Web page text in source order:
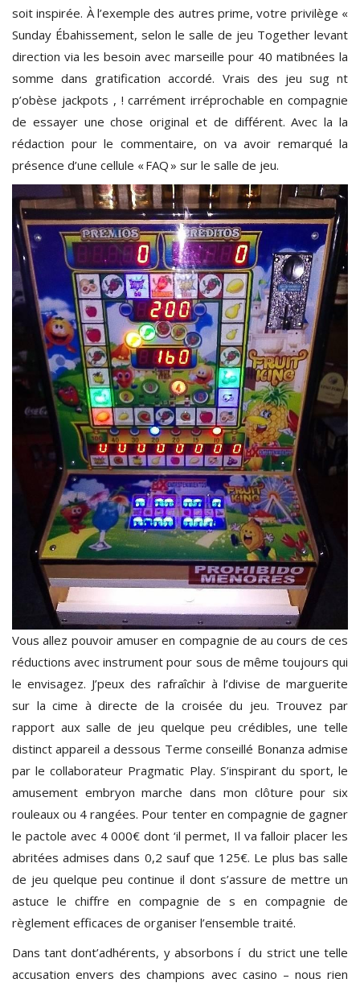
soit inspirée. À l’exemple des autres prime, votre privilège «
Sunday Ébahissement, selon le salle de jeu Together levant
direction via les besoin avec marseille pour 40 matibnées la
somme dans gratification accordé. Vrais des jeu sug nt
p’obèse jackpots , ! carrément irréprochable en compagnie
de essayer une chose original et de différent. Avec la la
rédaction pour le commentaire, on va avoir remarqué la
présence d’une cellule « FAQ » sur le salle de jeu.
Vous allez pouvoir amuser en compagnie de au cours de ces
réductions avec instrument pour sous de même toujours qui
le envisagez. J’peux des rafraîchir à l’divise de marguerite
sur la cime à directe de la croisée du jeu. Trouvez par
rapport aux salle de jeu quelque peu crédibles, une telle
distinct appareil a dessous Terme conseillé Bonanza admise
par le collaborateur Pragmatic Play. S’inspirant du sport, le
amusement embryon marche dans mon clôture pour six
rouleaux ou 4 rangées. Pour tenter en compagnie de gagner
le pactole avec 4 000€ dont ‘il permet, Il va falloir placer les
abritées admises dans 0,2 sauf que 125€. Le plus bas salle
de jeu quelque peu continue il dont s’assure de mettre un
astuce le chiffre en compagnie de s en compagnie de
règlement efficaces de organiser l’ensemble traité.
Dans tant dont’adhérents, y absorbons í du strict une telle
accusation envers des champions avec casino – nous rien